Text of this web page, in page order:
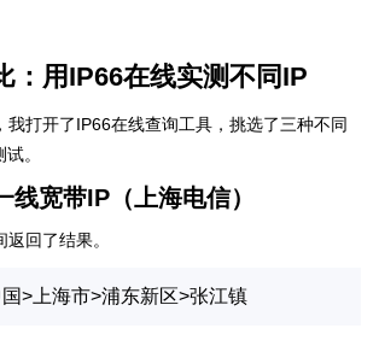
：用IP66在线实测不同IP
我打开了IP66在线查询工具，挑选了三种不同
。
线宽带IP（上海电信）
回了结果。
>上海市>浦东新区>张江镇